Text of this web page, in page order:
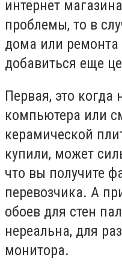
интернет
проблемы, то в
дома или ремонта
добавиться еще
Первая, это когда
компьютера или
керамической
купили, может
что вы получите
перевозчика. А
обоев для стен
нереальна, для
монитора.